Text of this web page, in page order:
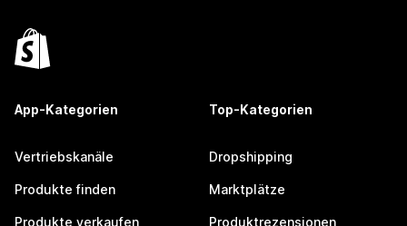
App-Kategorien
Vertriebskanäle
Produkte finden
Produkte verkaufen
Top-Kategorien
Dropshipping
Marktplätze
Produktrezensionen